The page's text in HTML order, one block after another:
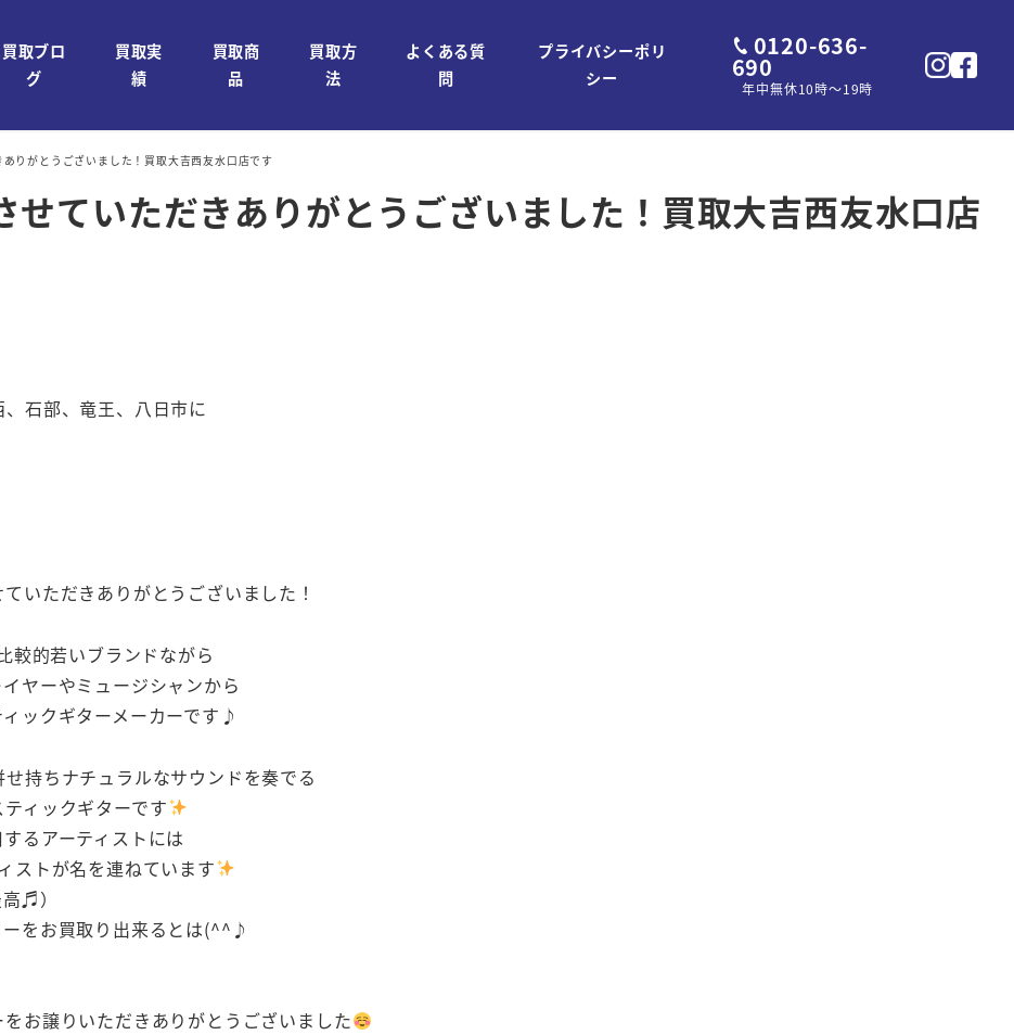
買取ブロ
グ
買取実
績
買取商
品
買取方
法
よくある質
問
プライバシーポリ
シー
0120-636-
690
年中無休10時～19時
りがとうございました！買取大吉西友水口店です
せていただきありがとうございました！買取大吉西友水口店
石部、竜王、八日市に
いただきありがとうございました！
較的若いブランドながら
ヤーやミュージシャンから
ックギターメーカーです♪
持ちナチュラルなサウンドを奏でる
ィックギターです
るアーティストには
トが名を連ねています
♬）
をお買取り出来るとは(^^♪
お譲りいただきありがとうございました